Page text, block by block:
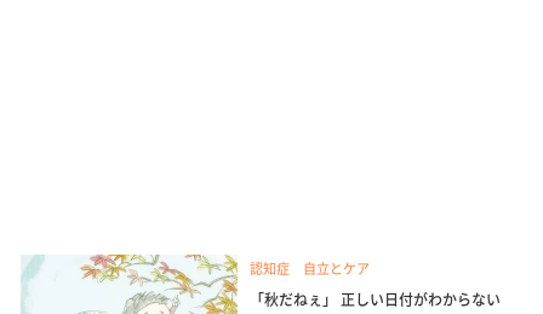
認知症 自立とケア
「秋だねぇ」 正しい日付がわからない